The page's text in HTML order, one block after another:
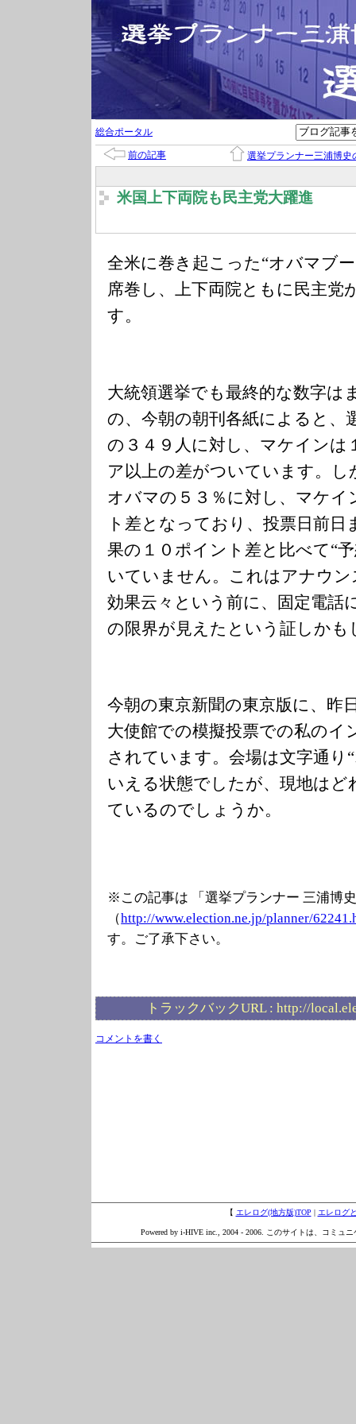
総合ポータル
前の記事 選挙プランナー三浦博史
米国上下両院も民主党大躍進
全米に巻き起こった“オバマブ
席巻し、上下両院ともに民主党
す。
大統領選挙でも最終的な数字は
の、今朝の朝刊各紙によると、
の３４９人に対し、マケインは
ア以上の差がついています。し
オバマの５３％に対し、マケイ
ト差となっており、投票日前日
果の１０ポイント差と比べて“
いていません。これはアナウ
効果云々という前に、固定電話
の限界が見えたという証しかも
今朝の東京新聞の東京版に、昨
大使館での模擬投票での私のイ
されています。会場は文字通り
いえる状態でしたが、現地は
ているのでしょうか。
※この記事は 「選挙プランナー 三浦博
（http://www.election.ne.jp/planner/
す。ご了承下さい。
トラックバックURL : http://
コメントを書く
【 エレログ(地方版)TOP | エレログ
Powered by i-HIVE inc., 2004 - 2006. このサイトは、コミュ